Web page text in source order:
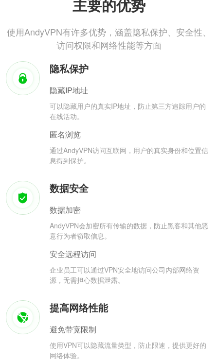
主要的优势
使用AndyVPN有许多优势，涵盖隐私保护、安全性、
访问权限和网络性能等方面
隐私保护
隐藏IP地址
可以隐藏用户的真实IP地址，防止第三方追踪用户的
在线活动。
匿名浏览
通过AndyVPN访问互联网，用户的真实身份和位置信
息得到保护。
数据安全
数据加密
AndyVPN会加密所有传输的数据，防止黑客和其他恶
意行为者窃取信息。
安全远程访问
企业员工可以通过VPN安全地访问公司内部网络资
源，无需担心数据泄露。
提高网络性能
避免带宽限制
使用VPN可以隐藏流量类型，防止限速，提供更好的
网络体验。